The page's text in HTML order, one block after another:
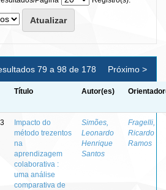
79 a 98 de 178 Próximo >
Título Autor(es)
Impacto do
método trezentos
na
aprendizagem
colaborativa :
uma análise
comparativa de
Simões,
Leonardo
Henrique
Santos
Fragelli,
Ricardo
Ramos